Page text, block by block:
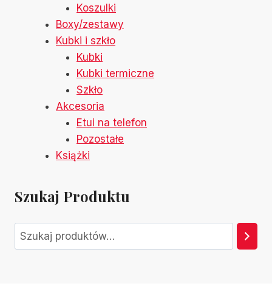
Koszulki
Boxy/zestawy
Kubki i szkło
Kubki
Kubki termiczne
Szkło
Akcesoria
Etui na telefon
Pozostałe
Książki
Szukaj Produktu
Szukaj